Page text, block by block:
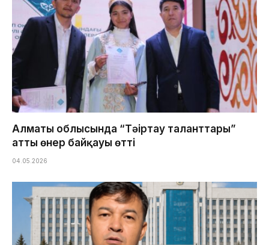
Алматы облысында “Тәңіртау таланттары”
атты өнер байқауы өтті
04.05.2026